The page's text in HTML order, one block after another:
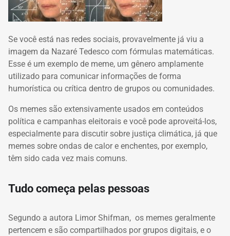
Se você está nas redes sociais, provavelmente já viu a
imagem da Nazaré Tedesco com fórmulas matemáticas.
Esse é um exemplo de meme, um gênero amplamente
utilizado para comunicar informações de forma
humorística ou crítica dentro de grupos ou comunidades.
Os memes são extensivamente usados em conteúdos
política e campanhas eleitorais e você pode aproveitá-los,
especialmente para discutir sobre justiça climática, já que
memes sobre ondas de calor e enchentes, por exemplo,
têm sido cada vez mais comuns.
Tudo começa pelas pessoas
Segundo a autora Limor Shifman, os memes geralmente
pertencem e são compartilhados por grupos digitais, e o